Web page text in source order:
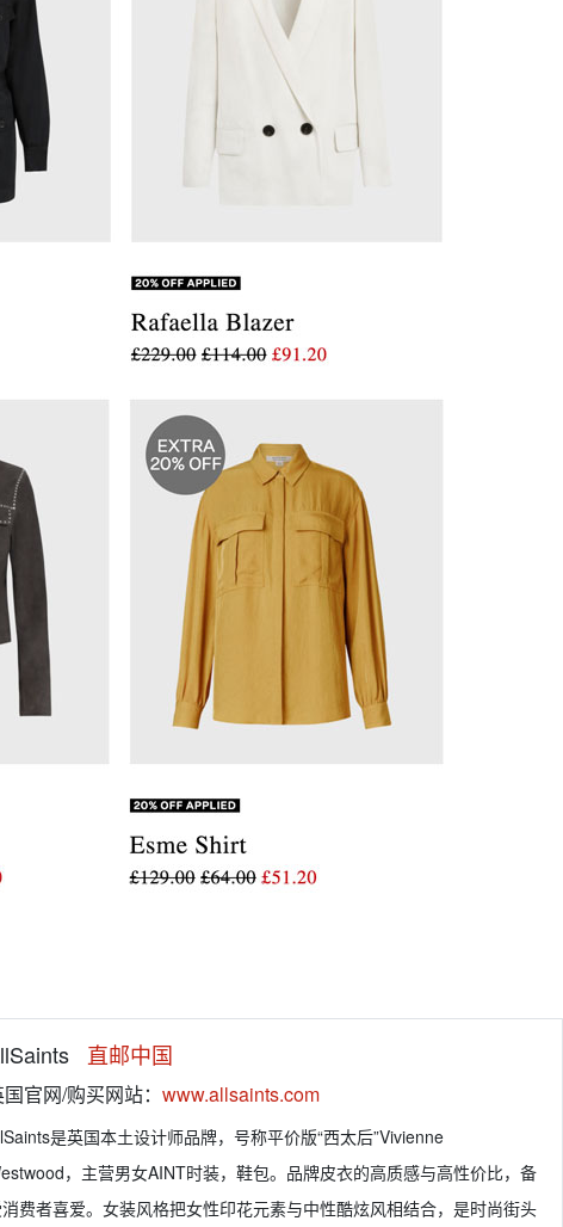
直邮中国
官网/购买网站： www.allsaints.com
是英国本土设计师品牌，号称平价版“西太后”Vivienne
，主营男女AINT时装，鞋包。品牌皮衣的高质感与高性价比，备
费者喜爱。女装风格把女性印花元素与中性酷炫风相结合，是时尚街头